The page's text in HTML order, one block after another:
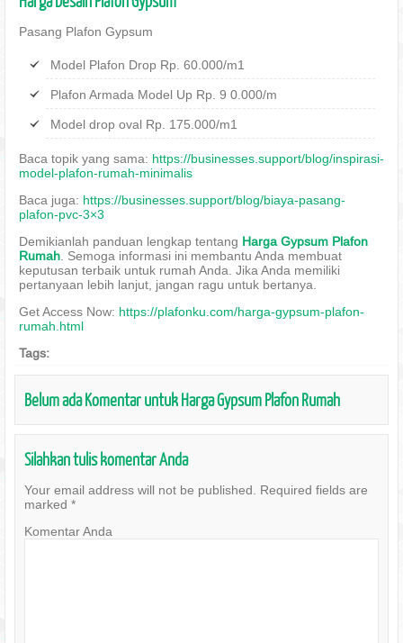
Pasang Plafon Gypsum
Model Plafon Drop Rp. 60.000/m1
Plafon Armada Model Up Rp. 9 0.000/m
Model drop oval Rp. 175.000/m1
Baca topik yang sama: https://businesses.support/blog/inspirasi-
model-plafon-rumah-minimalis
Baca juga: https://businesses.support/blog/biaya-pasang-
plafon-pvc-3×3
Demikianlah panduan lengkap tentang Harga Gypsum Plafon
Rumah . Semoga informasi ini membantu Anda membuat
keputusan terbaik untuk rumah Anda. Jika Anda memiliki
pertanyaan lebih lanjut, jangan ragu untuk bertanya.
Get Access Now: https://plafonku.com/harga-gypsum-plafon-
rumah.html
Tags:
Belum ada Komentar untuk Harga Gypsum Plafon Rumah
Silahkan tulis komentar Anda
Your email address will not be published.
Required fields are
marked *
Komentar Anda